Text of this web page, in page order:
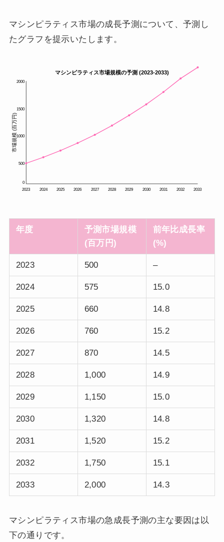
マシンピラティス市場の成長予測について、予測し
たグラフを提示いたします。
年度
予測市場規模
(百万円)
前年比成長率
(%)
2023 500 –
2024 575 15.0
2025 660 14.8
2026 760 15.2
2027 870 14.5
2028 1,000 14.9
2029 1,150 15.0
2030 1,320 14.8
2031 1,520 15.2
2032 1,750 15.1
2033 2,000 14.3
マシンピラティス市場の急成長予測の主な要因は以
下の通りです。